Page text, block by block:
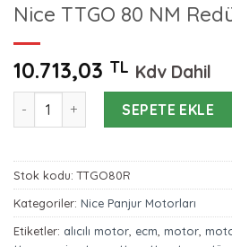
Nice TTGO 80 NM
10.713,03 TL Kdv Dahil
Nice TTGO 80 NM Redüktörlü
SEPETE EKLE
Stok kodu:TTGO80R
Kategoriler: Nice Panjur Motorları
Etiketler: alıcılı motor ecm motor